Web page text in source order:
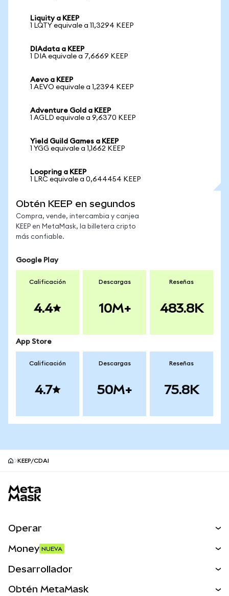
Liquity a KEEP
1 LQTY equivale a 11,3294 KEEP
DIAdata a KEEP
1 DIA equivale a 7,6669 KEEP
Aevo a KEEP
1 AEVO equivale a 1,2394 KEEP
Adventure Gold a KEEP
1 AGLD equivale a 9,6370 KEEP
Yield Guild Games a KEEP
1 YGG equivale a 1,1662 KEEP
Loopring a KEEP
1 LRC equivale a 0,644454 KEEP
Obtén KEEP en segundos
Compra, vende, intercambia y canjea
KEEP en MetaMask, la billetera cripto
más confiable.
Google Play
Calificación
4.4
Descargas
10M+
Reseñas
483.8K
App Store
Calificación
4.7
Descargas
50M+
Reseñas
75.8K
KEEP/CDAI
Operar
Activos del mundo real
Money NUEVA
Desarrollador
Obtén MetaMask